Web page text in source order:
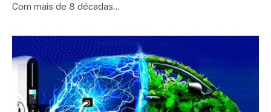
Com mais de 8 décadas…